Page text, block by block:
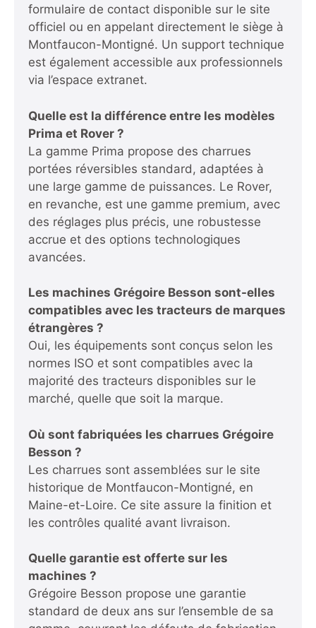
formulaire de contact disponible sur le site
officiel ou en appelant directement le siège à
Montfaucon-Montigné. Un support technique
est également accessible aux professionnels
via l’espace extranet.
Quelle est la différence entre les modèles
Prima et Rover ?
La gamme Prima propose des charrues
portées réversibles standard, adaptées à
une large gamme de puissances. Le Rover,
en revanche, est une gamme premium, avec
des réglages plus précis, une robustesse
accrue et des options technologiques
avancées.
Les machines Grégoire Besson sont-elles
compatibles avec les tracteurs de marques
étrangères ?
Oui, les équipements sont conçus selon les
normes ISO et sont compatibles avec la
majorité des tracteurs disponibles sur le
marché, quelle que soit la marque.
Où sont fabriquées les charrues Grégoire
Besson ?
Les charrues sont assemblées sur le site
historique de Montfaucon-Montigné, en
Maine-et-Loire. Ce site assure la finition et
les contrôles qualité avant livraison.
Quelle garantie est offerte sur les
machines ?
Grégoire Besson propose une garantie
standard de deux ans sur l’ensemble de sa